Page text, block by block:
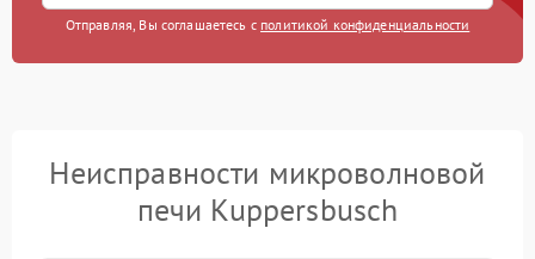
Отправляя, Вы соглашаетесь с политикой конфиденциальности
Неисправности микроволновой
печи Kuppersbusch